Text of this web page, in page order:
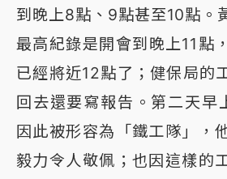
到晚上8點、9點甚至10點。
最高紀錄是開會到晚上11點
已經將近12點了；健保局的
回去還要寫報告。第二天早
因此被形容為「鐵工隊」，
毅力令人敬佩；也因這樣的